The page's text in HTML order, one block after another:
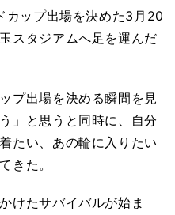
ップ出場を決めた3月20
スタジアムへ足を運んだ
プ出場を決める瞬間を見
」と思うと同時に、自分
たい、あの輪に入りたい
きた。
けたサバイバルが始ま